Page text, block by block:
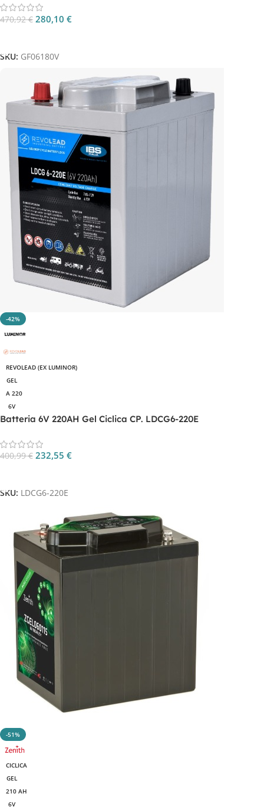
470,92€ 280,10 €
SKU: GF06180V
-42%
REVOLEAD (EX LUMINOR)
GEL
A 220
6V
Batteria 6V 220AH Gel Ciclica CP. LDCG6-220E
400,99€ 232,55 €
SKU: LDCG6-220E
-51%
CICLICA
GEL
210 AH
6V